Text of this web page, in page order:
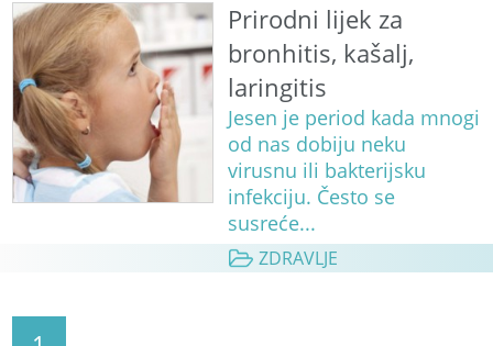
Prirodni lijek za
bronhitis, kašalj,
laringitis
Jesen je period kada mnogi
od nas dobiju neku
virusnu ili bakterijsku
infekciju. Često se
susreće...
ZDRAVLJE